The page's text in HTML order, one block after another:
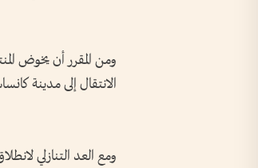
ومن المقرر أن يخوض
الانتقال إلى مدينة